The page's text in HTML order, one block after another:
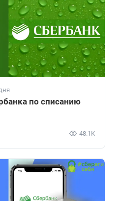
по списанию
48.1K